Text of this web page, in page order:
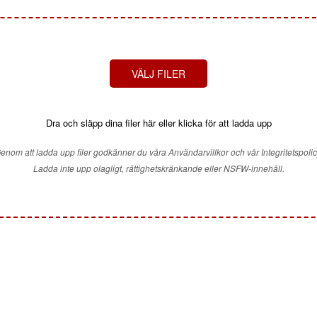
VÄLJ FILER
Dra och släpp dina filer här eller klicka för att ladda upp
att ladda upp filer godkänner du våra Användarvillkor och vår
Ladda inte upp olagligt, rättighetskränkande eller NSFW-innehåll.